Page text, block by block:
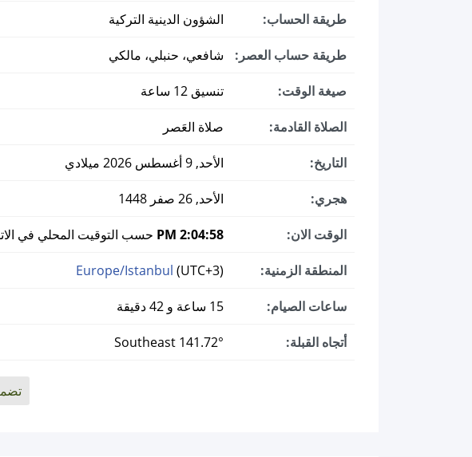
طريقة الحساب: الشؤون الدينية التركية
طريقة حساب العصر: شافعي، حنبلي، مالكي
صيغة الوقت: تنسيق 12 ساعة
الصلاة القادمة: صلاة العَصر
التاريخ: الأحد, 9 أغسطس 2026 ميلادي
هجري: الأحد, 26 صفر 1448
الوقت الان: 2:04:58 PM حسب التوقيت المحلي في
المنطقة الزمنية: Europe/Istanbul (UTC+3)
ساعات الصيام:
أتجاه القبلة: